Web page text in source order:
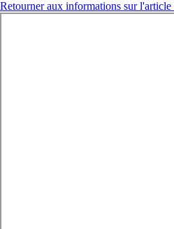
Retourner aux informations sur l'article